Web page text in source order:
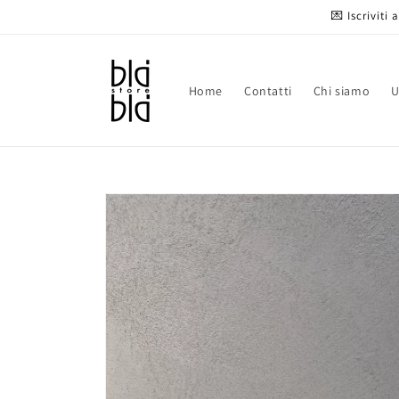
💌 Iscriviti
Home Contatti Chi siamo
Passa alle
informazioni
sul prodotto